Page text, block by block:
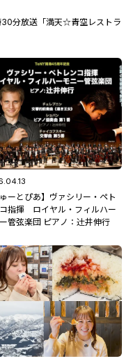
30分放送「満天☆青空レストラ
ゅーとぴあ】ヴァシリー・ペト
指揮 ロイヤル・フィルハー
管弦楽団 ピアノ：辻󠄀井伸行